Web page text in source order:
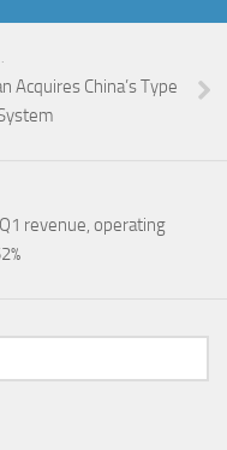
Acquires China’s Type
revenue, operating